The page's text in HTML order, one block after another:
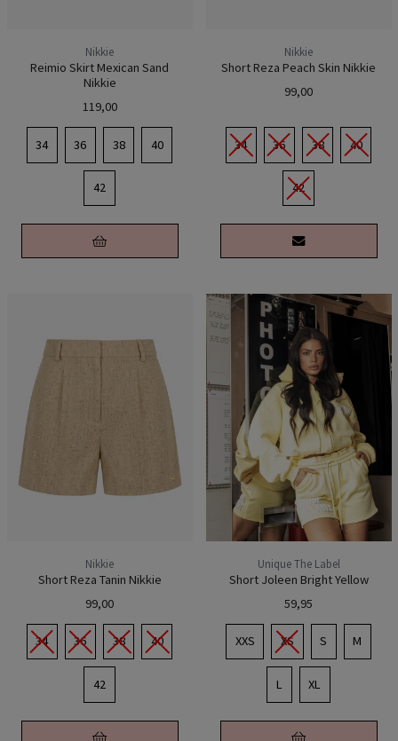
Nikkie
Reimio Skirt Mexican Sand
Nikkie
119,00
34 36 38 40
42
Nikkie
Short Reza Peach Skin Nikkie
99,00
34 36 38 40
42
Nikkie
Short Reza Tanin Nikkie
99,00
34 36 38 40
42
Unique The Label
Short Joleen Bright Yellow
59,95
XXS XS S M
L XL